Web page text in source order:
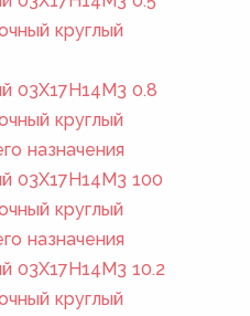
круглый
03Х17Н14М3 0.8
круглый
назначения
03Х17Н14М3 100
круглый
назначения
03Х17Н14М3 10.2
круглый